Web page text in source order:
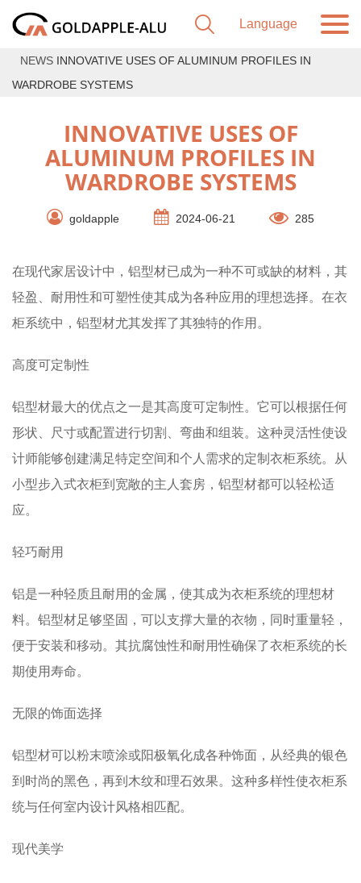
NEWS INNOVATIVE USES OF ALUMINUM PROFILES IN
WARDROBE SYSTEMS
INNOVATIVE USES OF
ALUMINUM PROFILES IN
WARDROBE SYSTEMS
goldapple 2024-06-21 285
在现代家居设计中，铝型材已成为一种不可或缺的材料，其
轻盈、耐用性和可塑性使其成为各种应用的理想选择。在衣
柜系统中，铝型材尤其发挥了其独特的作用。
高度可定制性
铝型材最大的优点之一是其高度可定制性。它可以根据任何
形状、尺寸或配置进行切割、弯曲和组装。这种灵活性使设
计师能够创建满足特定空间和个人需求的定制衣柜系统。从
小型步入式衣柜到宽敞的主人套房，铝型材都可以轻松适
应。
轻巧耐用
铝是一种轻质且耐用的金属，使其成为衣柜系统的理想材
料。铝型材足够坚固，可以支撑大量的衣物，同时重量轻，
便于安装和移动。其抗腐蚀性和耐用性确保了衣柜系统的长
期使用寿命。
无限的饰面选择
铝型材可以粉末喷涂或阳极氧化成各种饰面，从经典的银色
到时尚的黑色，再到木纹和理石效果。这种多样性使衣柜系
统与任何室内设计风格相匹配。
现代美学